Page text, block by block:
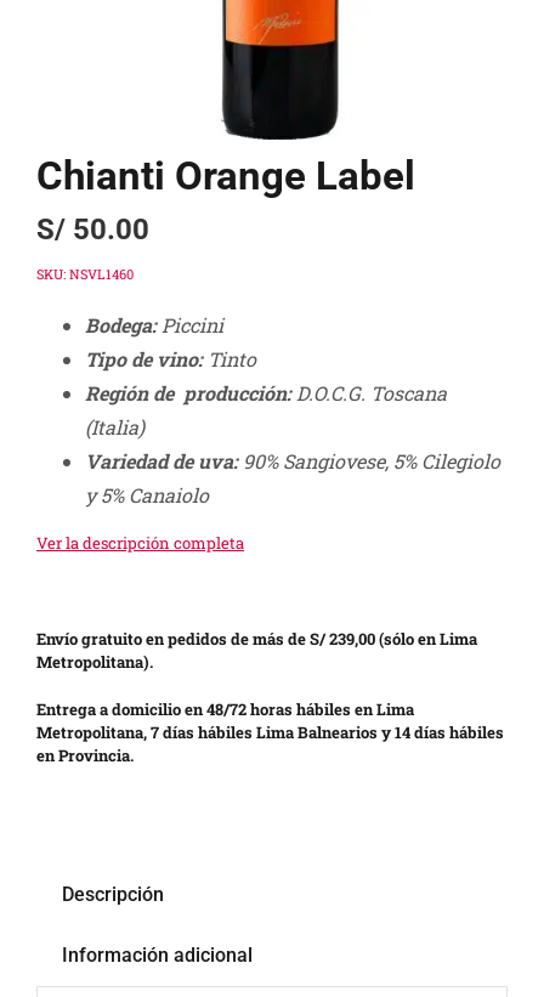
Chianti Orange Label
S/50.00
SKU: NSVL1460
Bodega:Piccini
Tipo de vino:Tinto
Región de producción: D.O.C.G. Toscana
(Italia)
Variedad de uva:90% Sangiovese, 5% Cilegiolo
y 5% Canaiolo
Ver la descripción completa
Envío gratuito en pedidos de más de S/ 239,00 (sólo en Lima
Metropolitana).
Entrega a domicilio en 48/72 horas hábiles en Lima
Metropolitana, 7 días hábiles Lima Balnearios y 14 días hábiles
en Provincia.
Descripción
Información adicional